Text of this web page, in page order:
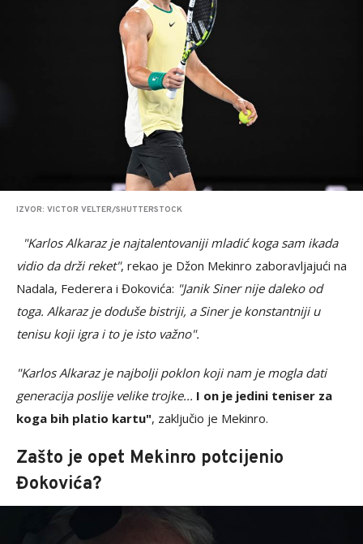
IZVOR: VICTOR VELTER/SHUTTERSTOCK
"Karlos Alkaraz je najtalentovaniji mladić koga sam ikada
vidio da drži reket", rekao je Džon Mekinro zaboravljajući na
Nadala, Federera i Đokovića: "Janik Siner nije daleko od
toga. Alkaraz je doduše bistriji, a Siner je konstantniji u
tenisu koji igra i to je isto važno".
"Karlos Alkaraz je najbolji poklon koji nam je mogla dati
generacija poslije velike trojke... I on je jedini teniser za
koga bih platio kartu", zaključio je Mekinro.
Zašto je opet Mekinro potcijenio
Đokovića?